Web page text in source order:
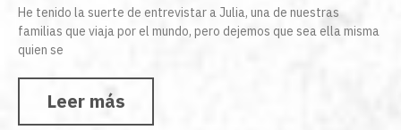
He tenido la suerte de entrevistar a Julia, una de nuestras
familias que viaja por el mundo, pero dejemos que sea ella misma
quien se
Leer más